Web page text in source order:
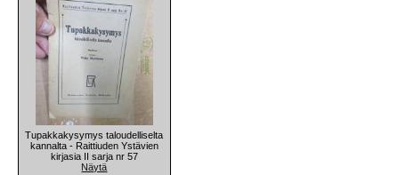
Tupakkakysymys taloudelliselta
kannalta - Raittiuden Ystävien
kirjasia II sarja nr 57
Näytä